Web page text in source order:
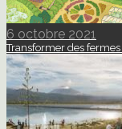
6 octobre 2021
Transformer des